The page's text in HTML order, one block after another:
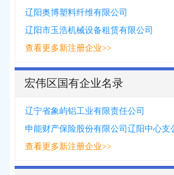
辽阳奥博塑料纤维有限公司
辽阳市玉浩机械设备租赁有限公司
查看更多新注册企业>>
宏伟区国有企业名录
辽宁省象屿铝工业有限责任公司
申能财产保险股份有限公司辽阳中心支
查看更多新注册企业>>